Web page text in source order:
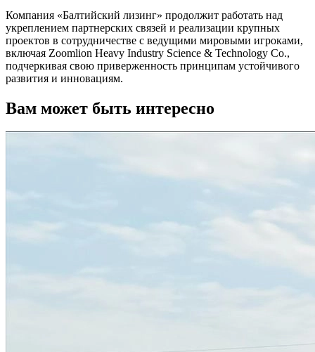
Компания «Балтийский лизинг» продолжит работать над
укреплением партнерских связей и реализации крупных
проектов в сотрудничестве с ведущими мировыми игроками,
включая Zoomlion Heavy Industry Science & Technology Co.,
подчеркивая свою приверженность принципам устойчивого
развития и инновациям.
Вам может быть интересно